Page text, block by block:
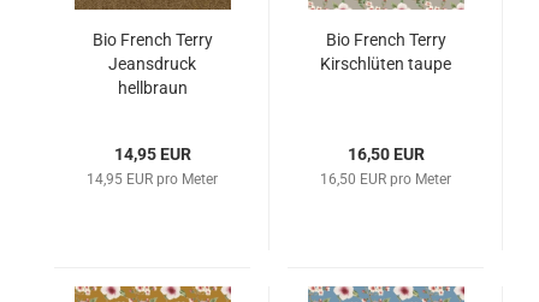
Bio French Terry
Jeansdruck
hellbraun
14,95 EUR
14,95 EUR pro Meter
Bio French Terry
Kirschlüten taupe
16,50 EUR
16,50 EUR pro Meter